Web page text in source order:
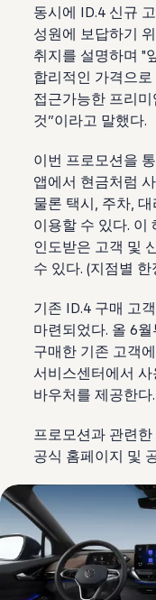
동시에 ID.4 신규
성원에 보답하기
취지를 설명하며 "
합리적인 가격으
접근가능한 프리
것”이라고 말했다.
이번 프로모션을
앱에서 현금처럼
물론 택시, 주차,
이용할 수 있다. 이
인도받은 고객 및
수 있다. (지점별
기존 ID.4 구매 고
마련되었다. 올 6
구매한 기존 고객
서비스센터에서
바우처를 제공한
프로모션과 관련
공식 홈페이지 및